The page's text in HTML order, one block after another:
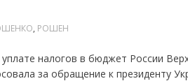
, РОШЕН
налогов в бюджет России
за обращение к президенту